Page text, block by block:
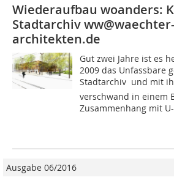
Wiederaufbau woanders:
Stadtarchiv ww@waechter-
architekten.de
Gut zwei Jahre ist es
2009 das Unfassbare
Stadtarchiv  und mit
verschwand in einem
Zusammenhang mit
Ausgabe 06/2016